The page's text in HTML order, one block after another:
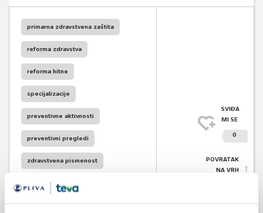
primarna zdravstvena zaštita
reforma zdravstva
reforma hitne
specijalizacije
preventivne aktivnosti
preventivni pregledi
zdravstvena pismenost
obiteljska medicina
SVIĐA
MI SE
0
POVRATAK
NA VRH